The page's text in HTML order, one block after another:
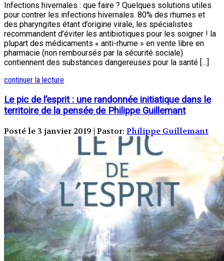
Infections hivernales : que faire ? Quelques solutions utiles
pour contrer les infections hivernales. 80% des rhumes et
des pharyngites étant d’origine virale, les spécialistes
recommandent d’éviter les antibiotiques pour les soigner ! la
plupart des médicaments « anti-rhume » en vente libre en
pharmacie (non remboursés par la sécurité sociale)
contiennent des substances dangereuses pour la santé […]
continuer la lecture
Le pic de l’esprit : une randonnée initiatique dans le
territoire de la pensée de Philippe Guillemant
Posté le 3 janvier 2019 | Pastor: Philippe Guillemant